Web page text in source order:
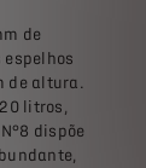
de
espelhos
de altura.
litros,
dispõe